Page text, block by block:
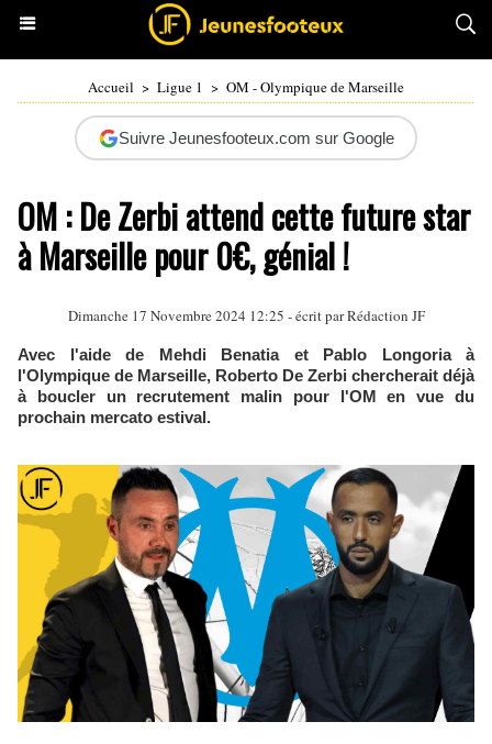
Accueil > Ligue 1 > OM - Olympique de Marseille
Suivre Jeunesfooteux.com sur Google
OM : De Zerbi attend cette future star
à Marseille pour 0€, génial !
Dimanche 17 Novembre 2024 12:25 - écrit par Rédaction JF
Avec l'aide de Mehdi Benatia et Pablo Longoria à
l'Olympique de Marseille, Roberto De Zerbi chercherait déjà
à boucler un recrutement malin pour l'OM en vue du
prochain mercato estival.